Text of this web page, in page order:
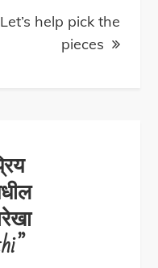
help pick the
pieces